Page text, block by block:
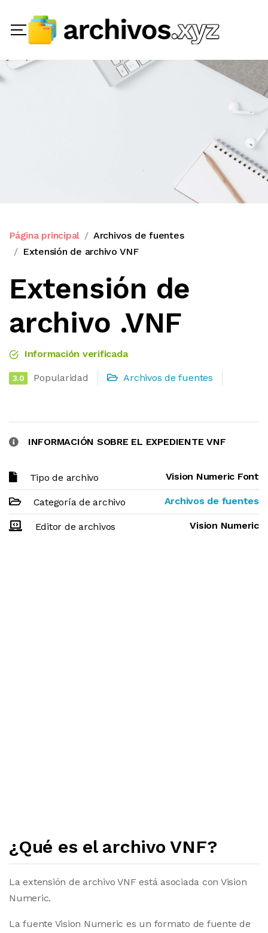
Página principal
Archivos de fuentes
Extensión de archivo VNF
Extensión de
archivo .VNF
Información verificada
3.0 Popularidad Archivos de fuentes
INFORMACIÓN SOBRE EL EXPEDIENTE VNF
Tipo de archivo Vision Numeric Font
Categoría de archivo Archivos de fuentes
Editor de archivos Vision Numeric
¿Qué es el archivo VNF?
La extensión de archivo VNF está asociada con Vision
Numeric.
La fuente Vision Numeric es un formato de fuente de